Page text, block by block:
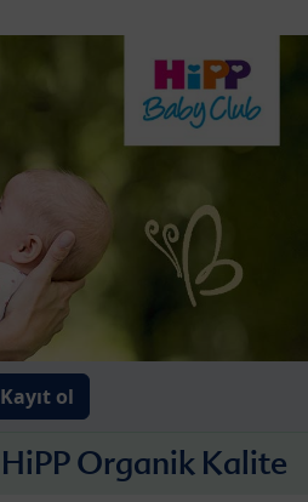
Kayıt ol
HiPP Organik Kalite